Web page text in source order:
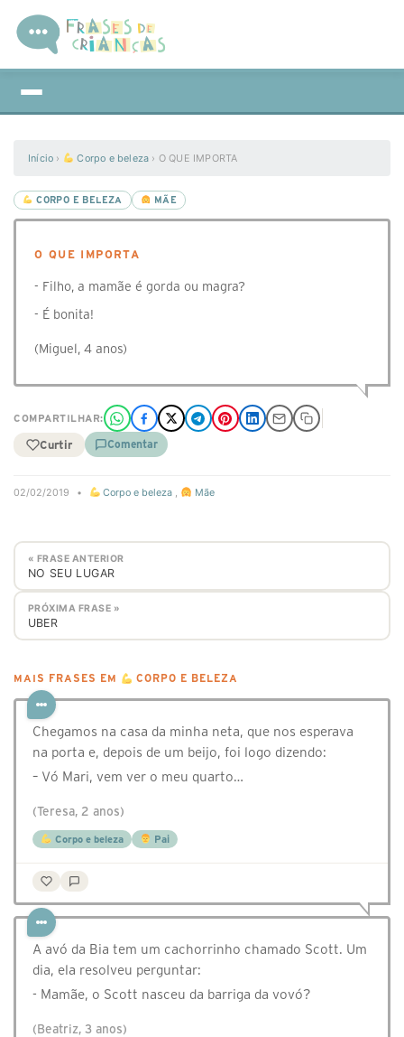
Início › Corpo e beleza › O QUE IMPORTA
CORPO E BELEZA MÃE
O QUE IMPORTA
- Filho, a mamãe é gorda ou magra?
- É bonita!
(Miguel, 4 anos)
COMPARTILHAR:
Curtir Comentar
02/02/2019 • Corpo e beleza , Mãe
« FRASE ANTERIOR
NO SEU LUGAR
PRÓXIMA FRASE »
UBER
MAIS FRASES EM CORPO E BELEZA
Chegamos na casa da minha neta, que nos esperava
na porta e, depois de um beijo, foi logo dizendo:
– Vó Mari, vem ver o meu quarto…
(Teresa, 2 anos)
Corpo e beleza Pai
A avó da Bia tem um cachorrinho chamado Scott. Um
dia, ela resolveu perguntar:
- Mamãe, o Scott nasceu da barriga da vovó?
(Beatriz, 3 anos)